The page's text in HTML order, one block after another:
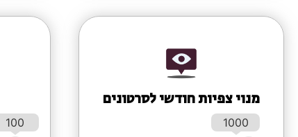
מנוי צפיות חודשי לסרטונים
1000
100